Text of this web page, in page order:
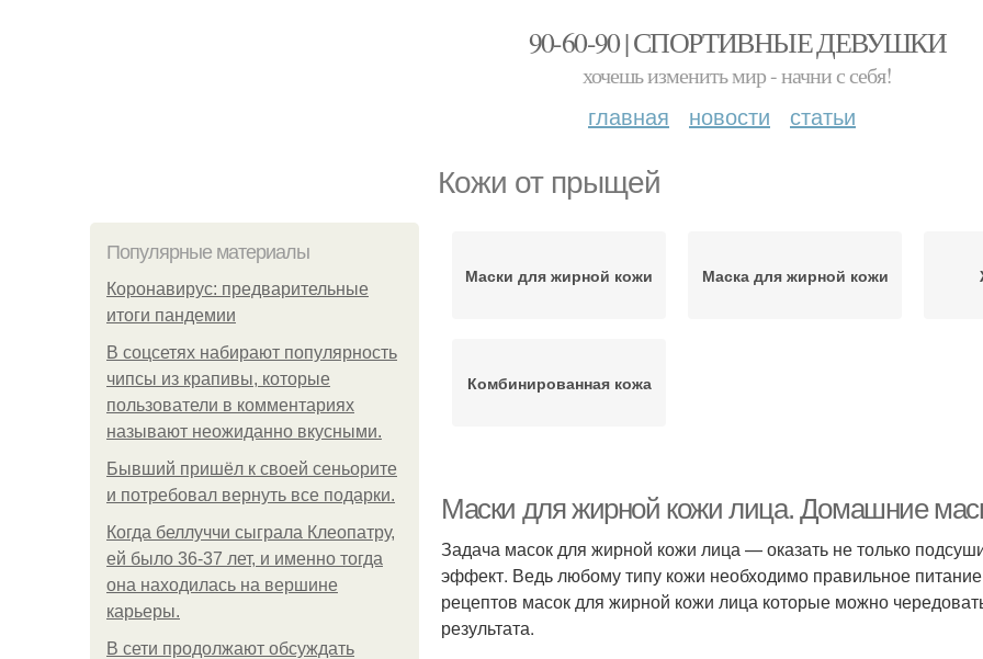
90-60-90 | СПОРТИВНЫЕ ДЕВУШКИ
хочешь изменить мир - начни с себя!
главная новости статьи
Кожи от прыщей
Популярные материалы
Коронавирус: предварительные
итоги пандемии
В соцсетях набирают популярность
чипсы из крапивы, которые
пользователи в комментариях
называют неожиданно вкусными.
Бывший пришёл к своей сеньорите
и потребовал вернуть все подарки.
Когда беллуччи сыграла Клеопатру,
ей было 36-37 лет, и именно тогда
она находилась на вершине
карьеры.
В сети продолжают обсуждать
Маски для жирной кожи Маска для жирной кожи
Комбинированная кожа
Маски для жирной кожи лица. Домашние
Задача масок для жирной кожи лица — оказать не только
эффект. Ведь любому типу кожи необходимо правильное
рецептов масок для жирной кожи лица которые можно
результата.